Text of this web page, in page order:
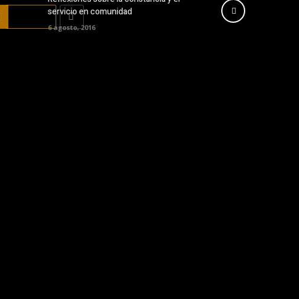
servicio en comunidad
6 agosto, 2016